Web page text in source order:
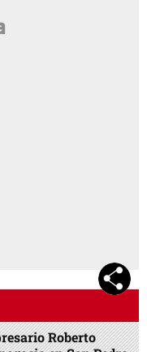
Roberto